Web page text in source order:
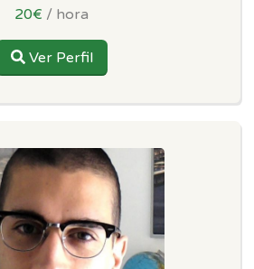
20€ / hora
Ver Perfil